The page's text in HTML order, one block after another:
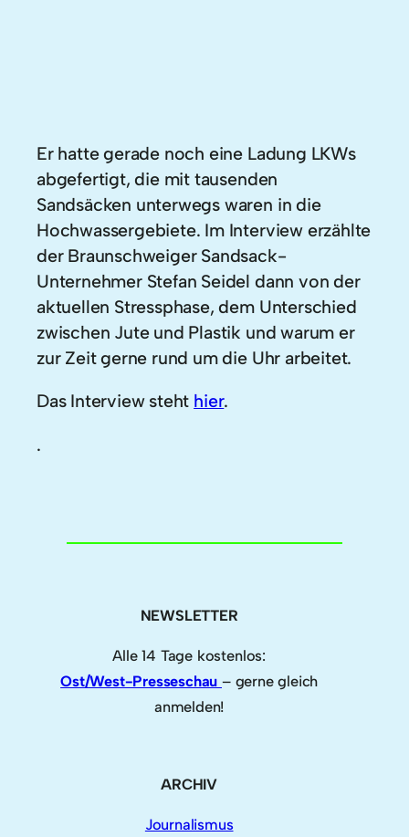
Er hatte gerade noch eine Ladung LKWs
abgefertigt, die mit tausenden
Sandsäcken unterwegs waren in die
Hochwassergebiete. Im Interview erzählte
der Braunschweiger Sandsack-
Unternehmer Stefan Seidel dann von der
aktuellen Stressphase, dem Unterschied
zwischen Jute und Plastik und warum er
zur Zeit gerne rund um die Uhr arbeitet.
Das Interview steht hier.
.
NEWSLETTER
Alle 14 Tage kostenlos:
Ost/West-Presseschau – gerne gleich
anmelden!
ARCHIV
Journalismus